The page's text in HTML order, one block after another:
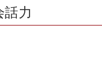
話力